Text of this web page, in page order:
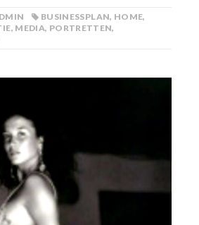
BUSINESSPLAN, HOME,
, MEDIA, PORTRETTEN,